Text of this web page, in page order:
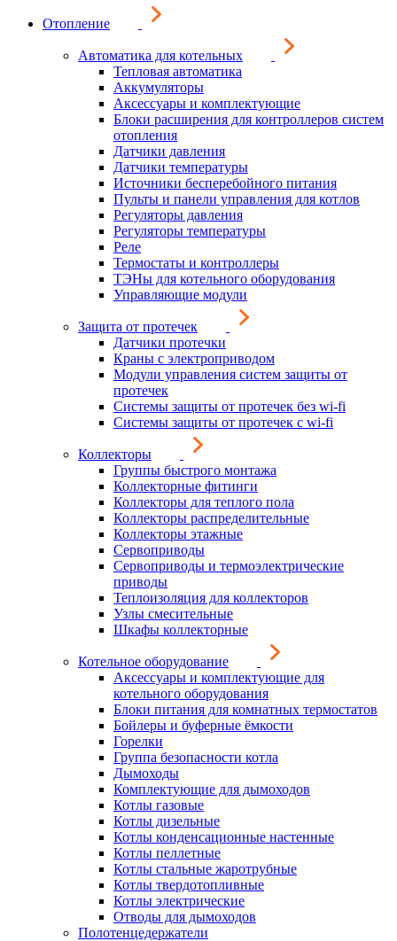
Отопление
Автоматика для котельных
Тепловая автоматика
Аккумуляторы
Аксессуары и комплектующие
Блоки расширения для контроллеров систем
отопления
Датчики давления
Датчики температуры
Источники бесперебойного питания
Пульты и панели управления для котлов
Регуляторы давления
Регуляторы температуры
Реле
Термостаты и контроллеры
ТЭНы для котельного оборудования
Управляющие модули
Защита от протечек
Датчики протечки
Краны с электроприводом
Модули управления систем защиты от
протечек
Системы защиты от протечек без wi-fi
Системы защиты от протечек с wi-fi
Коллекторы
Группы быстрого монтажа
Коллекторные фитинги
Коллекторы для теплого пола
Коллекторы распределительные
Коллекторы этажные
Сервоприводы
Сервоприводы и термоэлектрические
приводы
Теплоизоляция для коллекторов
Узлы смесительные
Шкафы коллекторные
Котельное оборудование
Аксессуары и комплектующие для
котельного оборудования
Блоки питания для комнатных термостатов
Бойлеры и буферные ёмкости
Горелки
Группа безопасности котла
Дымоходы
Комплектующие для дымоходов
Котлы газовые
Котлы дизельные
Котлы конденсационные настенные
Котлы пеллетные
Котлы стальные жаротрубные
Котлы твердотопливные
Котлы электрические
Отводы для дымоходов
Полотенцедержатели